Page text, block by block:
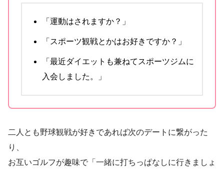
「運動はされますか？」
「スポーツ観戦とかはお好きですか？」
「最近ダイエットも兼ねてスポーツジムに
入会しました。」
二人とも野球観戦が好きであれば次のデートに繋がった
り、
お互いゴルフが趣味で「一緒に打ちっぱなしに行きましょ